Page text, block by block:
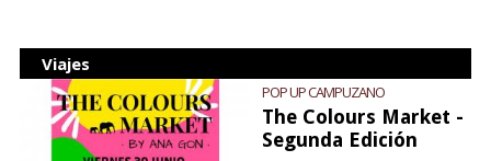
Viajes
POP UP CAMPUZANO
The Colours Market -
Segunda Edición